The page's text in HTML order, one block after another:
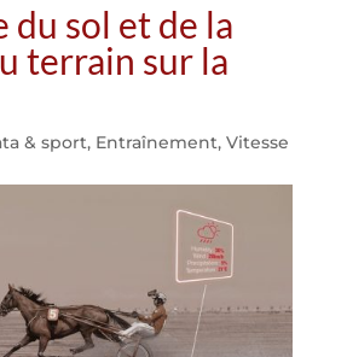
du sol et de la
terrain sur la
& sport, Entraînement, Vitesse